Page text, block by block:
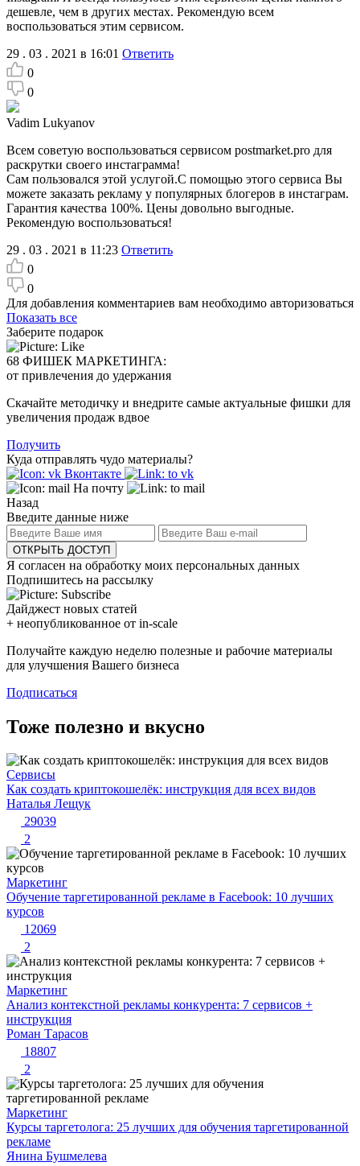
дешевле, чем в других местах. Рекомендую всем
воспользоваться этим сервисом.
29 . 03 . 2021 в 16:01 Ответить
0
0
Vadim Lukyanov
Всем советую воспользоваться сервисом postmarket.pro для
раскрутки своего инстаграмма!
Сам пользовался этой услугой.С помощью этого сервиса Вы
можете заказать рекламу у популярных блогеров в инстаграм.
Гарантия качества 100%. Цены довольно выгодные.
Рекомендую воспользоваться!
29 . 03 . 2021 в 11:23 Ответить
0
0
Для добавления комментариев вам необходимо авторизоваться
Показать все
Заберите подарок
68 ФИШЕК МАРКЕТИНГА:
от привлечения до удержания
Скачайте методичку и внедрите самые актуальные фишки для
увеличения продаж вдвое
Получить
Куда отправлять чудо материалы?
Вконтакте
На почту
Назад
Введите данные ниже
ОТКРЫТЬ ДОСТУП
Я согласен на обработку моих персональных данных
Подпишитесь на рассылку
Дайджест новых статей
+ неопубликованное от in-scale
Получайте каждую неделю полезные и рабочие материалы
для улучшения Вашего бизнеса
Подписаться
Тоже полезно и вкусно
Сервисы
Как создать криптокошелёк: инструкция для всех видов
Наталья Лещук
29039
2
Маркетинг
Обучение таргетированной рекламе в Facebook: 10 лучших
курсов
12069
2
Маркетинг
Анализ контекстной рекламы конкурента: 7 сервисов +
инструкция
Роман Тарасов
18807
2
Маркетинг
Курсы таргетолога: 25 лучших для обучения таргетированной
рекламе
Янина Бушмелева